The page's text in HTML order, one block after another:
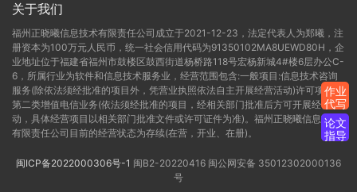
关于我们
福州正晓曦信息技术有限责任公司成立于2021-12-23，法定代表人为郑曦，注
册资本为100万元人民币，统一社会信用代码为91350102MA8UEWD80H，企
业地址位于福建省福州市鼓楼区鼓西街道杨桥路118号宏杨新城4#楼6层办公C-
6，所属行业为软件和信息技术服务业，经营范围包含:一般项目:信息技术咨询
服务(除依法须经批准的项目外，凭营业执照依法自主开展经营活动)许可项目:
第二类增值电信业务(依法须经批准的项目，经相关部门批准后方可开展经营活
动，具体经营项目以相关部门批准文件或许可证件为准)。福州正晓曦信息技术
有限责任公司目前的经营状态为存续(在营，开业、在册)。
闽ICP备2022000306号-1 闽B2-20220416 闽公网安备 35012302000136
号
作业
代写
论文
指导